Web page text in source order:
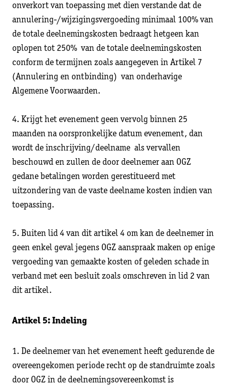
onverkort van toepassing met dien verstande dat de
annulering-/wijzigingsvergoeding minimaal 100% van
de totale deelnemingskosten bedraagt hetgeen kan
oplopen tot 250% van de totale deelnemingskosten
conform de termijnen zoals aangegeven in Artikel 7
(Annulering en ontbinding) van onderhavige
Algemene Voorwaarden.
4. Krijgt het evenement geen vervolg binnen 25
maanden na oorspronkelijke datum evenement, dan
wordt de inschrijving/deelname als vervallen
beschouwd en zullen de door deelnemer aan OGZ
gedane betalingen worden gerestitueerd met
uitzondering van de vaste deelname kosten indien van
toepassing.
5. Buiten lid 4 van dit artikel 4 om kan de deelnemer in
geen enkel geval jegens OGZ aanspraak maken op enige
vergoeding van gemaakte kosten of geleden schade in
verband met een besluit zoals omschreven in lid 2 van
dit artikel.
Artikel 5: Indeling
1. De deelnemer van het evenement heeft gedurende de
overeengekomen periode recht op de standruimte zoals
door OGZ in de deelnemingsovereenkomst is